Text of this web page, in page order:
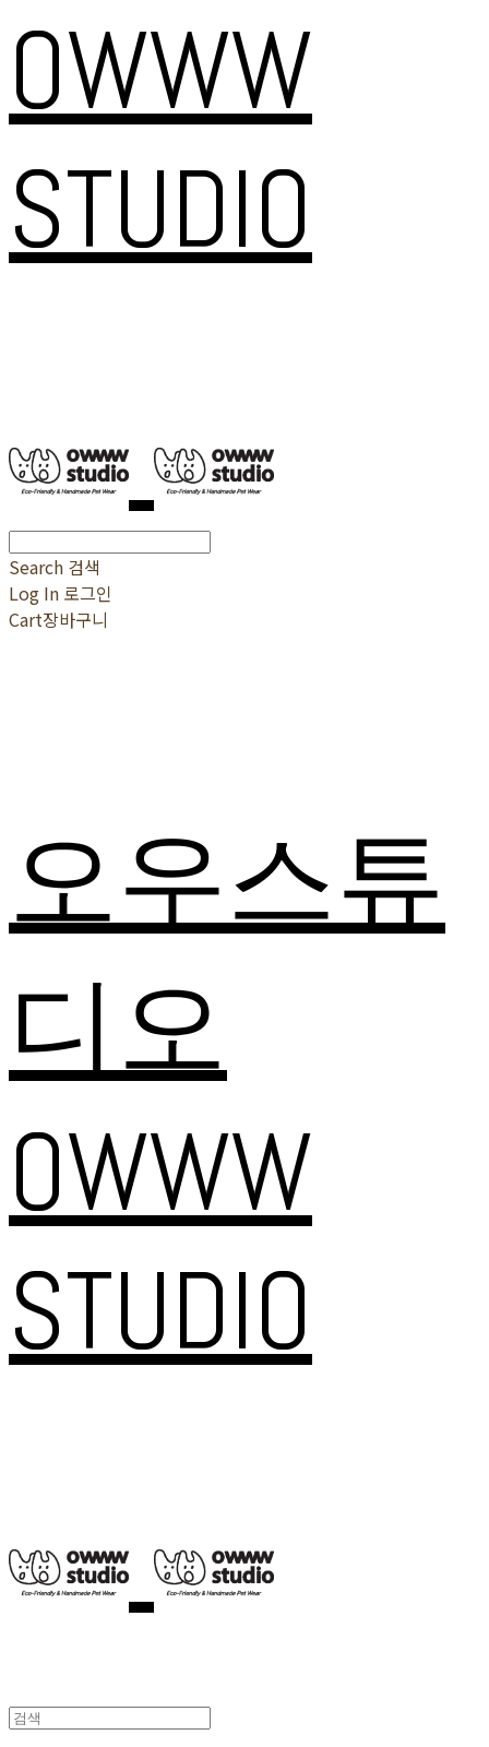
OWWW
STUDIO
Search 검색
Log In 로그인
Cart장바구니
오우스튜
디오
OWWW
STUDIO